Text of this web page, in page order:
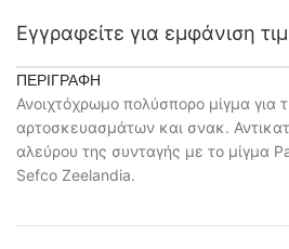
Εγγραφείτε για εμφάνιση
ΠΕΡΙΓΡΑΦΉ
Ανοιχτόχρωμο πολύσπορο μίγμα για
αρτοσκευασμάτων και σνακ.
αλεύρου της συνταγής με το μίγμα
Sefco Zeelandia.